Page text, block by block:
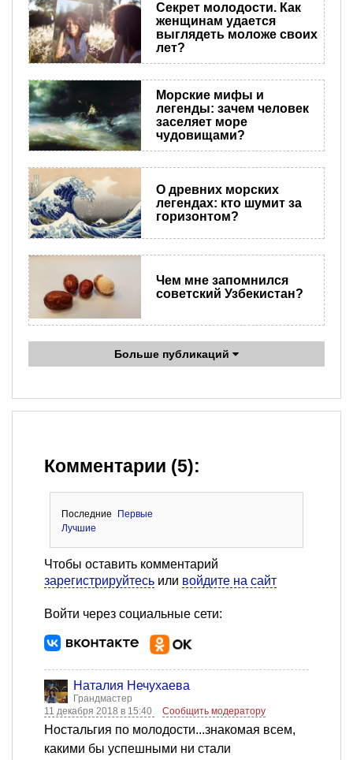
Секрет молодости. Как
женщинам удается
выглядеть моложе своих
лет?
Морские мифы и
легенды: зачем человек
заселяет море
чудовищами?
О древних морских
легендах: кто шумит за
горизонтом?
Чем мне запомнился
советский Узбекистан?
Больше публикаций
Комментарии (5):
Последние
Первые
Лучшие
Чтобы оставить комментарий
зарегистрируйтесь или войдите на сайт
Войти через социальные сети:
Наталия Нечухаева
Грандмастер
11 декабря 2018 в 15:40
Сообщить модератору
Ностальгия по молодости...знакомая всем,
какими бы успешными ни стали